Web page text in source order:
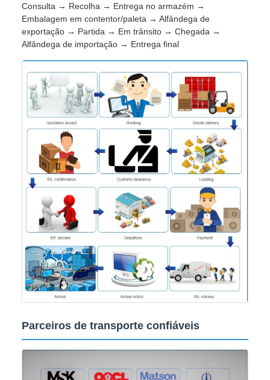
Consulta → Recolha → Entrega no armazém →
Embalagem em contentor/paleta → Alfândega de
exportação → Partida → Em trânsito → Chegada →
Alfândega de importação → Entrega final
Parceiros de transporte confiáveis